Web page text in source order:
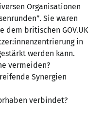
Organisationen
Sie waren
britischen GOV.UK
:innenzentrierungin
werden kann.
vermeiden?
Synergien
verbindet?